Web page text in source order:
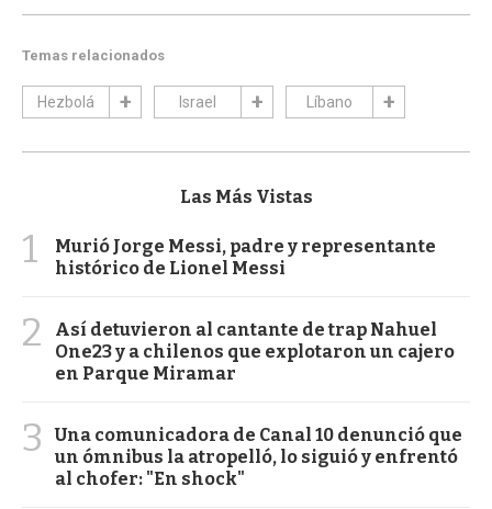
Temas relacionados
Hezbolá Israel Líbano
Las Más Vistas
1
Murió Jorge Messi, padre y representante
histórico de Lionel Messi
2
Así detuvieron al cantante de trap Nahuel
One23 y a chilenos que explotaron un cajero
en Parque Miramar
3
Una comunicadora de Canal 10 denunció que
un ómnibus la atropelló, lo siguió y enfrentó
al chofer: "En shock"